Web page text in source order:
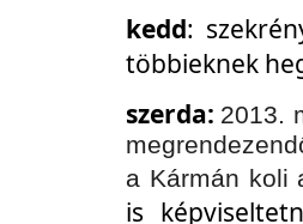
kedd:
többieknek
szerda: 2013.
a Kármán koli
is